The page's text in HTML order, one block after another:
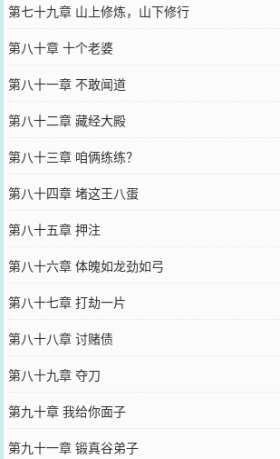
第七十九章 山上修炼，山下修行
第八十章 十个老婆
第八十一章 不敢闻道
第八十二章 藏经大殿
第八十三章 咱俩练练？
第八十四章 堵这王八蛋
第八十五章 押注
第八十六章 体魄如龙劲如弓
第八十七章 打劫一片
第八十八章 讨赌债
第八十九章 夺刀
第九十章 我给你面子
第九十一章 锻真谷弟子